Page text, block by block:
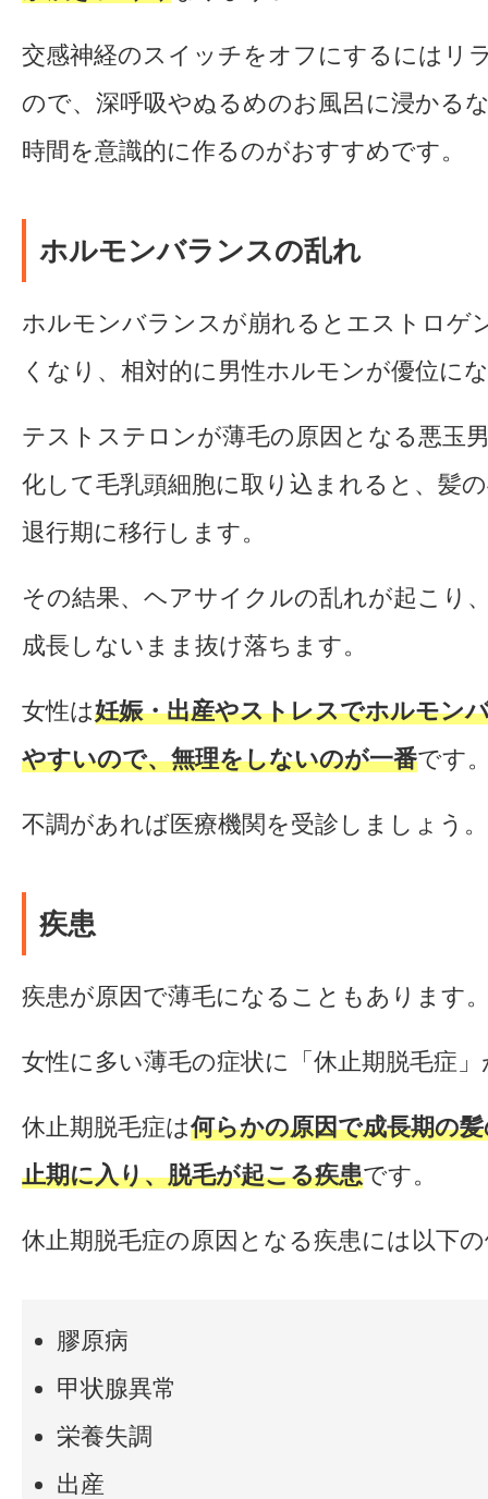
交感神経のスイッチをオフにするにはリ
ので、深呼吸やぬるめのお風呂に浸かる
時間を意識的に作るのがおすすめです。
ホルモンバランスの乱れ
ホルモンバランスが崩れるとエストロゲ
くなり、相対的に男性ホルモンが優位に
テストステロンが薄毛の原因となる悪玉
化して毛乳頭細胞に取り込まれると、髪
退行期に移行します。
その結果、ヘアサイクルの乱れが起こり
成長しないまま抜け落ちます。
女性は妊娠・出産やストレスでホルモン
やすいので、無理をしないのが一番です
不調があれば医療機関を受診しましょう。
疾患
疾患が原因で薄毛になることもあります
女性に多い薄毛の症状に「休止期脱毛症
休止期脱毛症は何らかの原因で成長期の
止期に入り、脱毛が起こる疾患です。
休止期脱毛症の原因となる疾患には以下
膠原病
甲状腺異常
栄養失調
出産